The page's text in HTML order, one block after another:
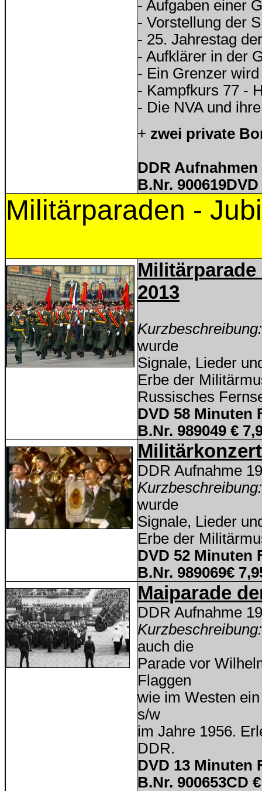
- Aufgaben einer
- Vorstellung der
- 25. Jahrestag
- Aufklärer in der
- Ein Grenzer
- Kampfkurs 77 -
- Die NVA und
+ zwei private
DDR
B.Nr. 900619DVD
Militärparaden -
2013
wurde
Signale, Lieder
Erbe der
Russisches
DVD 58 Minuten
B.Nr. 989049 €
DDR Aufnahme
wurde
Signale, Lieder
Erbe der
DVD 52 Minuten
B.Nr. 989069€
Maiparade
DDR Aufnahme
auch die
Parade vor
Flaggen
wie im Westen
s/w
im Jahre 1956.
DDR.
DVD 13 Minuten
B.Nr. 900653CD